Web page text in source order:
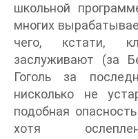
школьной
многих
чего, кстати,
заслуживают (за
Гоголь за
нисколько не
подобная
хотя